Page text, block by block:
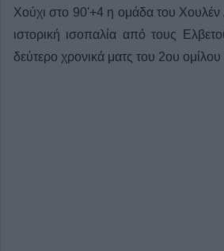
Χούχι στο 90'+4 η ομάδα του
ιστορική ισοπαλία από τους
δεύτερο χρονικά ματς του 2ου